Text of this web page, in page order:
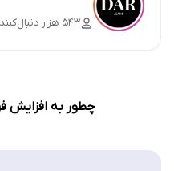
۵۴۳ هزار دنبال‌کننده
چطور به